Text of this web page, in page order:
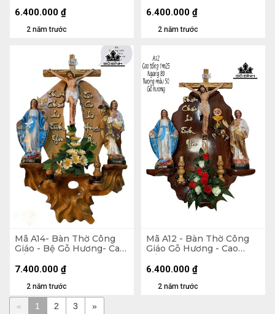
Tượng Màu 50 (cm)
2 năm trước
6.400.000 ₫
130 Ngang 70 Tượng Màu
2 năm trước
6.400.000 ₫
Mã A14- Bàn Thờ Công
Giáo - Bệ Gỗ Hương- Cao
Tượng Màu 50 (cm)
2 năm trước
7.400.000 ₫
Mã A12 - Bàn Thờ Công
Giáo Gỗ Hương - Cao
Tượng Màu 50 (cm)
2 năm trước
6.400.000 ₫
« 1 2 3 »